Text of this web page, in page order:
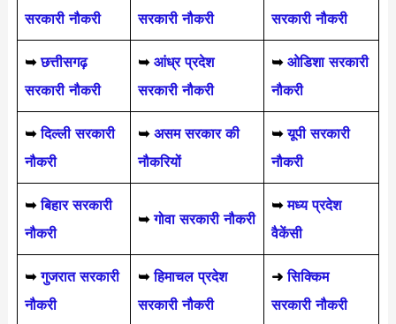
सरकारी नौकरी
सरकारी नौकरी
सरकारी नौकरी
➥ छत्तीसगढ़
सरकारी नौकरी
➥ आंध्र प्रदेश
सरकारी नौकरी
➥ ओडिशा सरकारी
नौकरी
➥ दिल्ली सरकारी
नौकरी
➥ असम सरकार की
नौकरियों
➥ यूपी सरकारी
नौकरी
➥बिहार सरकारी
नौकरी
➥गोवा सरकारी नौकरी
➥ मध्य प्रदेश
वैकेंसी
➥ गुजरात सरकारी
नौकरी
➥हिमाचल प्रदेश
सरकारी नौकरी
➜ सिक्किम
सरकारी नौकरी